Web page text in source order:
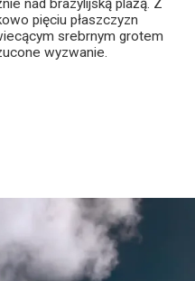
nad brazylijską plażą. Z
pięciu płaszczyzn
srebrnym grotem
wyzwanie.